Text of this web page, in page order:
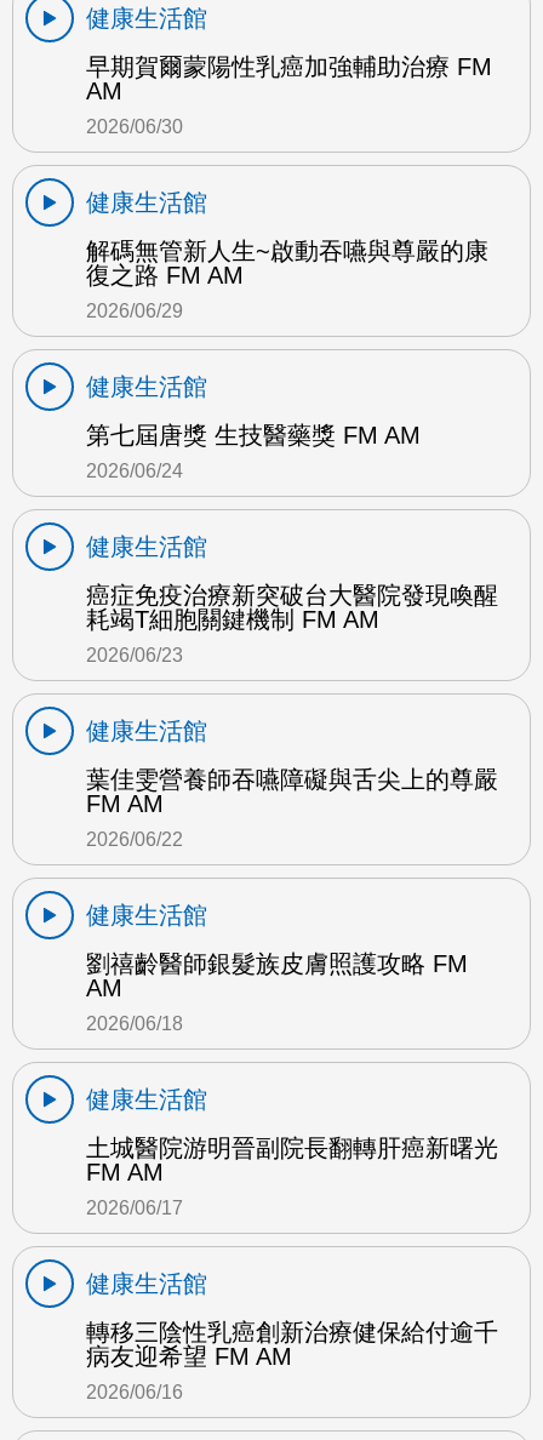
健康生活館
早期賀爾蒙陽性乳癌加強輔助治療 FM
AM
2026/06/30
健康生活館
解碼無管新人生~啟動吞嚥與尊嚴的康
復之路 FM AM
2026/06/29
健康生活館
第七屆唐獎 生技醫藥獎 FM AM
2026/06/24
健康生活館
癌症免疫治療新突破台大醫院發現喚醒
耗竭T細胞關鍵機制 FM AM
2026/06/23
健康生活館
葉佳雯營養師吞嚥障礙與舌尖上的尊嚴
FM AM
2026/06/22
健康生活館
劉禧齡醫師銀髮族皮膚照護攻略 FM
AM
2026/06/18
健康生活館
土城醫院游明晉副院長翻轉肝癌新曙光
FM AM
2026/06/17
健康生活館
轉移三陰性乳癌創新治療健保給付逾千
病友迎希望 FM AM
2026/06/16